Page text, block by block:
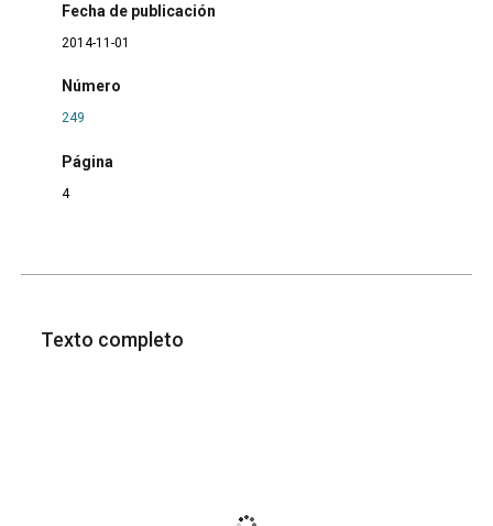
Fecha de publicación
2014-11-01
Número
249
Página
4
Texto completo